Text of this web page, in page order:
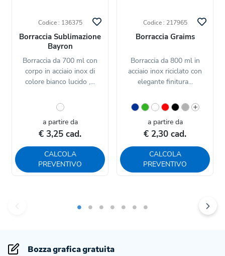
Codice : 136375
Borraccia Sublimazione
Bayron
Borraccia da 700 ml con
corpo in acciaio inox di
colore bianco lucido ,...
a partire da
€ 3,25 cad.
CALCOLA
PREVENTIVO
Codice : 217965
Borraccia Graims
Borraccia da 800 ml in
acciaio inox riciclato con
elegante finitura...
a partire da
€ 2,30 cad.
CALCOLA
PREVENTIVO
Bozza grafica gratuita